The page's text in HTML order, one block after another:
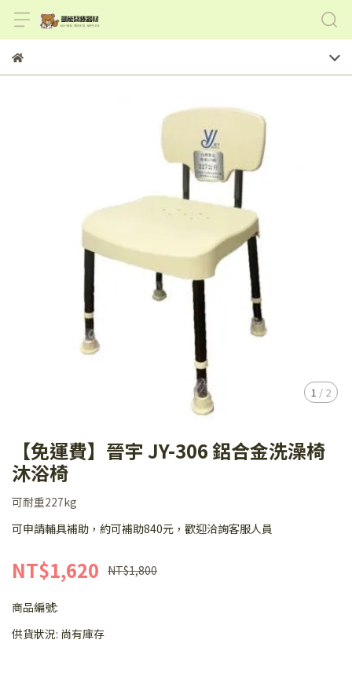
1 / 2
【免運費】晉宇 JY-306 鋁合金洗澡椅
沐浴椅
可耐重227kg
可申請輔具補助，約可補助840元，歡迎洽詢客服人員
NT$1,620 NT$1,800
商品編號:
供貨狀況: 尚有庫存